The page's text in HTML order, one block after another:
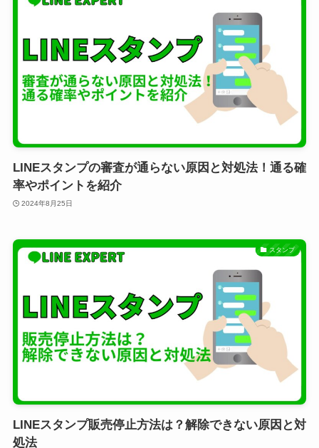
LINEスタンプの審査が通らない原因と対処法！通る確
率やポイントを紹介
2024年8月25日
スタンプ
LINEスタンプ販売停止方法は？解除できない原因と対
処法